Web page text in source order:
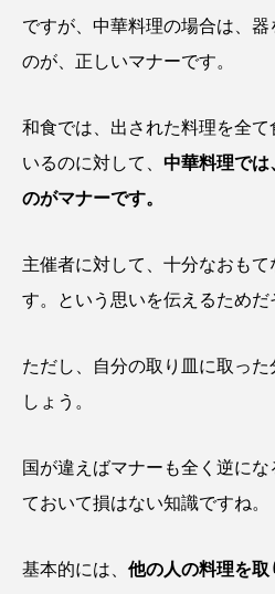
ですが、中華料理の場合は、
のが、正しいマナーです。
和食では、出された料理を全
いるのに対して、 中華料理では
のがマナーです。
主催者に対して、十分なおも
す。という思いを伝えるためだ
ただし、自分の取り皿に取った
しょう。
国が違えばマナーも全く逆に
ておいて損はない知識ですね。
基本的には、 他の人の料理を取